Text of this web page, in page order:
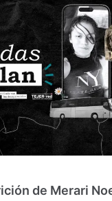
de Merari